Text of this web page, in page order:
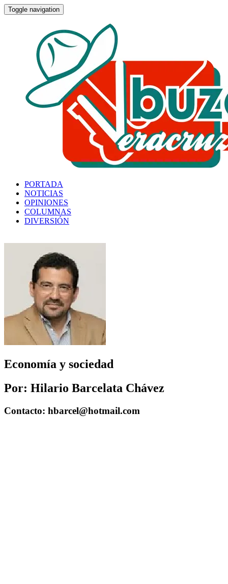
Toggle navigation
PORTADA
NOTICIAS
OPINIONES
COLUMNAS
DIVERSIÓN
Economía y sociedad
Por: Hilario Barcelata Chávez
Contacto: hbarcel@hotmail.com